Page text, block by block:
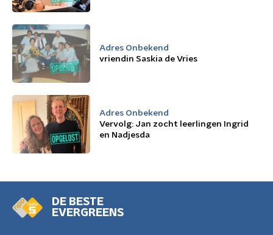
Adres Onbekend
vriendin Saskia de Vries
Adres Onbekend
Vervolg: Jan zocht leerlingen Ingrid
en Nadjesda
DE BESTE
EVERGREENS